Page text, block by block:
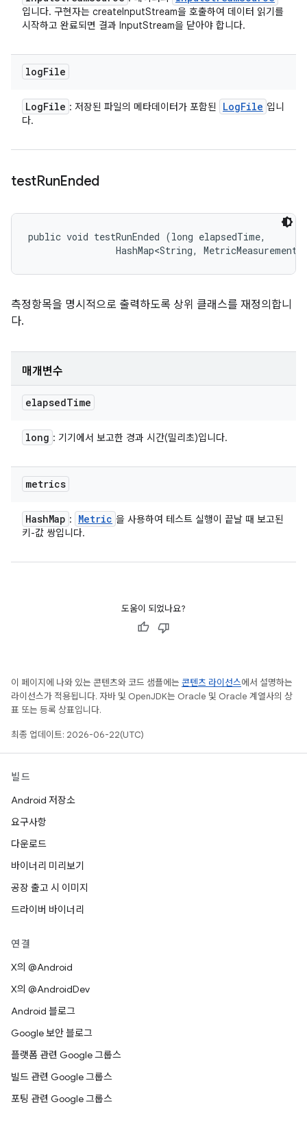
입니다. 구현자는 createInputStream을 호출하여 데이터 읽기를
시작하고 완료되면 결과 InputStream을 닫아야 합니다.
logFile
LogFile : 저장된 파일의 메타데이터가 포함된 LogFile 입니
다.
testRunEnded
public void testRunEnded (long elapsedTime,
HashMap<String,
측정항목을 명시적으로 출력하도록 상위 클래스를 재정의합니
다.
매개변수
elapsedTime
long : 기기에서 보고한 경과 시간(밀리초)입니다.
metrics
HashMap : Metric 을 사용하여 테스트 실행이 끝날 때 보고된
키-값 쌍입니다.
도움이 되었나요?
이 페이지에 나와 있는 콘텐츠와 코드 샘플에는 콘텐츠 라이선스에서 설명하는
라이선스가 적용됩니다. 자바 및 OpenJDK는 Oracle 및 Oracle 계열사의 상
표 또는 등록 상표입니다.
최종 업데이트: 2026-06-22(UTC)
빌드
Android 저장소
요구사항
다운로드
바이너리 미리보기
공장 출고 시 이미지
드라이버 바이너리
연결
X의 @Android
X의 @AndroidDev
Android 블로그
Google 보안 블로그
플랫폼 관련 Google 그룹스
빌드 관련 Google 그룹스
포팅 관련 Google 그룹스